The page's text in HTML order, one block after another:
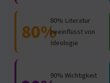
80%80% Literatur
beeinflusst von
Ideologie
90% Wichtigkeit